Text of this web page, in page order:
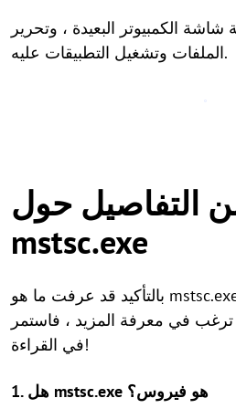
الكمبيوتر البعيدة ، وتحرير
الملفات وتشغيل التطبيقات عليه.
التفاصيل حول
mstsc.exe
بالتأكيد قد عرفت ما هو mstsc.exe ، وكيفية استخدامه ،
ترغب في معرفة المزيد ، فاستمر
في القراءة!
1. هل mstsc.exe هو فيروس؟